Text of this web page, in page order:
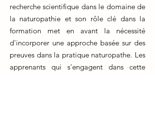
recherche scientifique dans le domaine de
la naturopathie et son rôle clé dans la
formation met en avant la nécessité
d'incorporer une approche basée sur des
preuves dans la pratique naturopathe. Les
apprenants qui s'engagent dans cette